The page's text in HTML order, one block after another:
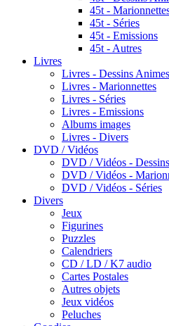
45t -
45t - Séries
45t - Emissions
45t - Autres
Livres
Livres - Dessins Animes
Livres - Marionnettes
Livres - Séries
Livres - Emissions
Albums images
Livres - Divers
DVD / Vidéos
DVD / Vidéos -
DVD / Vidéos -
DVD / Vidéos - Séries
Divers
Jeux
Figurines
Puzzles
Calendriers
CD / LD / K7 audio
Cartes Postales
Autres objets
Jeux vidéos
Peluches